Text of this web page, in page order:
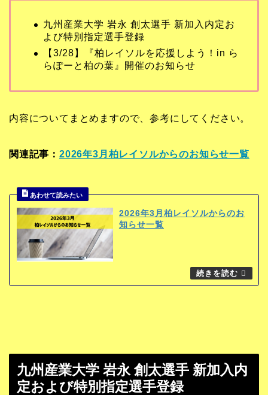
九州産業大学 岩永 創太選手 新加入内定お
よび特別指定選手登録
【3/28】『柏レイソルを応援しよう！in ら
らぽーと柏の葉』開催のお知らせ
内容についてまとめますので、参考にしてください。
関連記事： 2026年3月柏レイソルからのお知らせ一覧
2026年3月柏レイソルからのお
知らせ一覧
九州産業大学 岩永 創太選手 新加入内
定および特別指定選手登録